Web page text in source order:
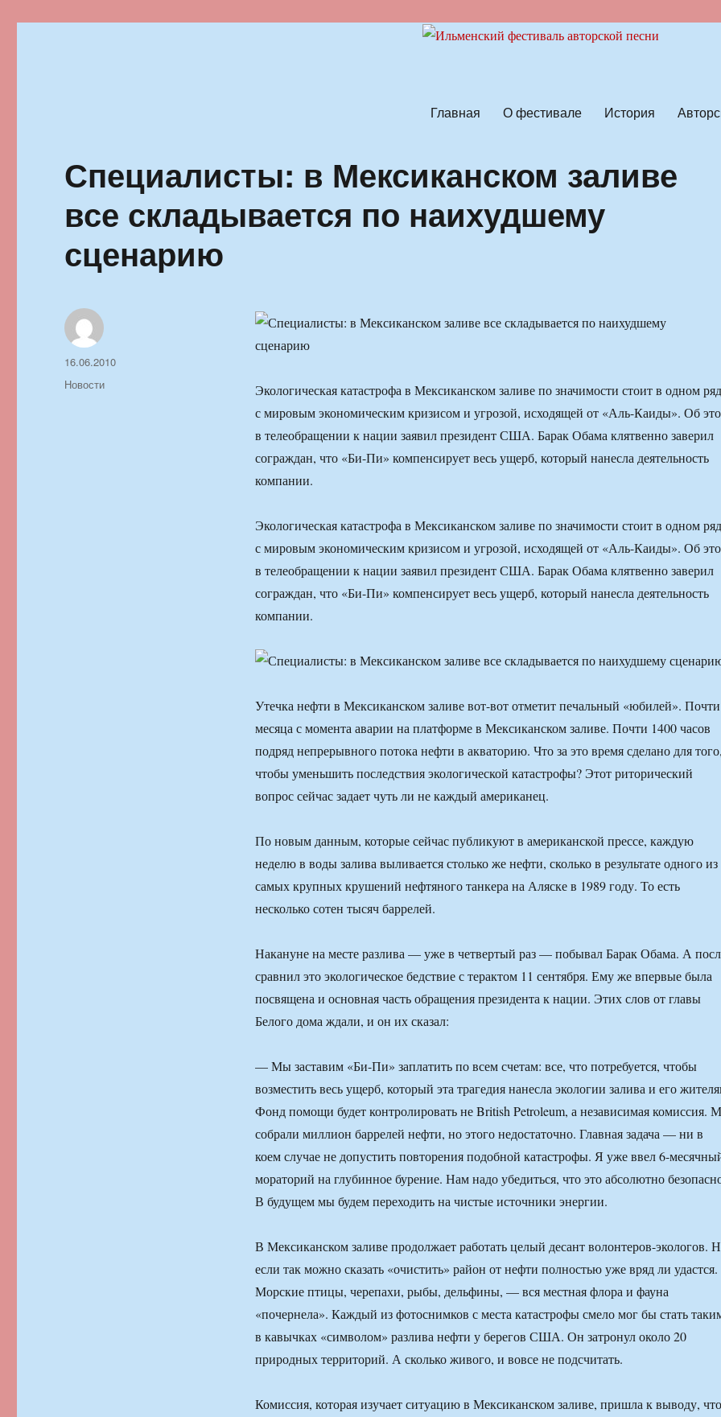
Главная О фестивале История
Специалисты: в Мексиканском заливе
все складывается по наихудшему
сценарию
Экологическая катастрофа в Мексиканском заливе по значимости стоит в одном
с мировым экономическим кризисом и угрозой, исходящей от «Аль-Каиды». Об
в телеобращении к нации заявил президент США. Барак Обама клятвенно заверил
сограждан, что «Би-Пи» компенсирует весь ущерб, который нанесла деятельность
компании.
Экологическая катастрофа в Мексиканском заливе по значимости стоит в одном
с мировым экономическим кризисом и угрозой, исходящей от «Аль-Каиды». Об
в телеобращении к нации заявил президент США. Барак Обама клятвенно заверил
сограждан, что «Би-Пи» компенсирует весь ущерб, который нанесла деятельность
компании.
Утечка нефти в Мексиканском заливе вот-вот отметит печальный «юбилей».
месяца с момента аварии на платформе в Мексиканском заливе. Почти 1400 часов
подряд непрерывного потока нефти в акваторию. Что за это время сделано для того,
чтобы уменьшить последствия экологической катастрофы? Этот риторический
вопрос сейчас задает чуть ли не каждый американец.
По новым данным, которые сейчас публикуют в американской прессе, каждую
неделю в воды залива выливается столько же нефти, сколько в результате одного из
самых крупных крушений нефтяного танкера на Аляске в 1989 году. То есть
несколько сотен тысяч баррелей.
Накануне на месте разлива — уже в четвертый раз — побывал Барак Обама. А
сравнил это экологическое бедствие с терактом 11 сентября. Ему же впервые была
посвящена и основная часть обращения президента к нации. Этих слов от главы
Белого дома ждали, и он их сказал:
— Мы заставим «Би-Пи» заплатить по всем счетам: все, что потребуется, чтобы
возместить весь ущерб, который эта трагедия нанесла экологии залива и его
Фонд помощи будет контролировать не British Petroleum, а независимая комиссия.
собрали миллион баррелей нефти, но этого недостаточно. Главная задача — ни в
коем случае не допустить повторения подобной катастрофы. Я уже ввел 6-
мораторий на глубинное бурение. Нам надо убедиться, что это абсолютно
В будущем мы будем переходить на чистые источники энергии.
В Мексиканском заливе продолжает работать целый десант волонтеров-экологов.
если так можно сказать «очистить» район от нефти полностью уже вряд ли удастся.
Морские птицы, черепахи, рыбы, дельфины, — вся местная флора и фауна
«почернела». Каждый из фотоснимков с места катастрофы смело мог бы стать
в кавычках «символом» разлива нефти у берегов США. Он затронул около 20
природных территорий. А сколько живого, и вовсе не подсчитать.
Комиссия, которая изучает ситуацию в Мексиканском заливе, пришла к выводу, что
Автор
Опубликовано
16.06.2010
Рубрики
Новости